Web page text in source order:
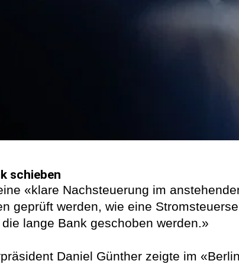
schieben
«klare Nachsteuerung im
geprüft werden, wie eine
lange Bank geschoben werden.»
Daniel Günther zeigte im